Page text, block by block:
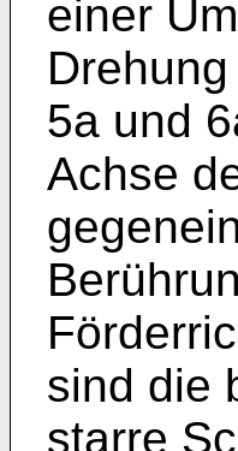
einer
5a und
Achse
sind die
starre